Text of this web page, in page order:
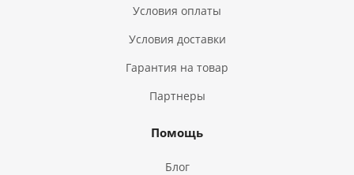
Условия оплаты
Условия доставки
Гарантия на товар
Партнеры
Помощь
Блог